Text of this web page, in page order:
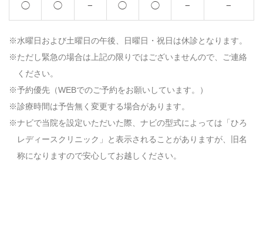
◯ ◯ − ◯ ◯ − −
水曜日および土曜日の午後、日曜日・祝日は休診となります。
ただし緊急の場合は上記の限りではございませんので、ご連絡
ください。
予約優先（WEBでのご予約をお願いしています。）
診療時間は予告無く変更する場合があります。
ナビで当院を設定いただいた際、ナビの型式によっては「ひろ
レディースクリニック」と表示されることがありますが、旧名
称になりますので安心してお越しください。